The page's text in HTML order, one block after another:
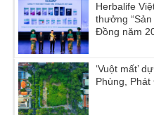
Herbalife
thưởng
Đồng năm
‘Vuột mất’
Phùng,